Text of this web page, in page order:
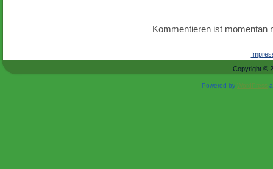
Kommentieren ist momentan
Copyright ©
Powered by WordPress